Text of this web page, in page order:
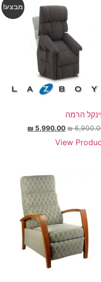
מבצע!
הרמה
₪
₪ 5,990.00
View